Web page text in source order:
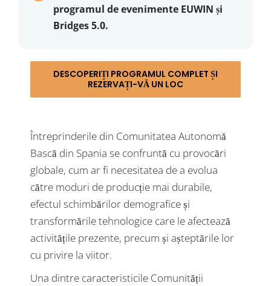
programul de evenimente EUWIN și
Bridges 5.0.
DESCOPERIȚI PROGRAMUL COMPLET ȘI
REZERVAȚI-VĂ UN LOC
Întreprinderile din Comunitatea Autonomă
Bască din Spania se confruntă cu provocări
globale, cum ar fi necesitatea de a evolua
către moduri de producție mai durabile,
efectul schimbărilor demografice și
transformările tehnologice care le afectează
activitățile prezente, precum și așteptările lor
cu privire la viitor.
Una dintre caracteristicile Comunității